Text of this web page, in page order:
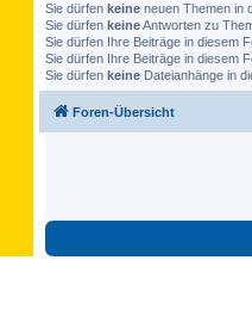
Sie dürfen keine neuen Themen in
Sie dürfen keineAntworten zu
Sie dürfen Ihre Beiträge in diesem
Sie dürfen Ihre Beiträge in diesem
Sie dürfen keine Dateianhänge in
Foren-Übersicht